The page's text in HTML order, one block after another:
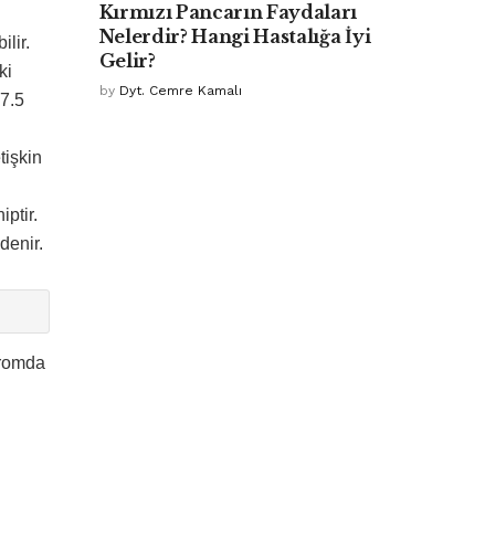
denir.
Kırmızı Pancarın Faydaları
Nelerdir? Hangi Hastalığa İyi
Gelir?
by Dyt. Cemre Kamalı